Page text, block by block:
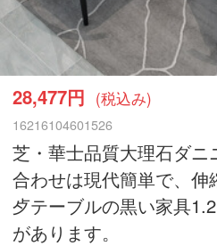
28,477円 (税込み)
16216104601526
芝・華士品質大理石ダニ
合わせは現代簡単で、伸
歺テーブルの黒い家具
があります。